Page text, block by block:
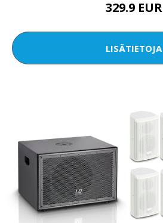
329.9 EUR
LISÄTIETOJA